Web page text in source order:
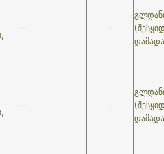
- -
- -